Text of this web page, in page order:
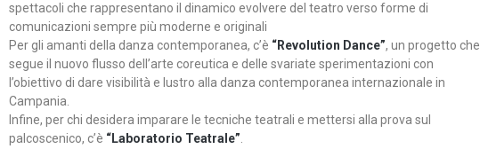
spettacoli che rappresentano il dinamico evolvere del teatro verso forme di
comunicazioni sempre più moderne e originali
Per gli amanti della danza contemporanea, c’è “Revolution Dance”, un progetto che
segue il nuovo flusso dell’arte coreutica e delle svariate sperimentazioni con
l’obiettivo di dare visibilità e lustro alla danza contemporanea internazionale in
Campania.
Infine, per chi desidera imparare le tecniche teatrali e mettersi alla prova sul
palcoscenico, c’è “Laboratorio Teatrale”